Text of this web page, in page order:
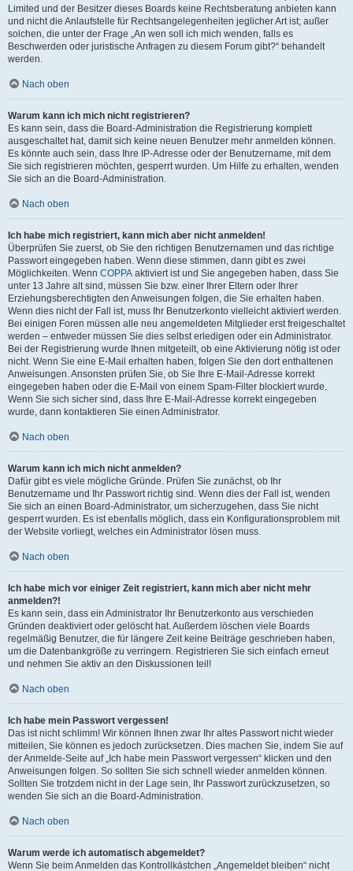
Limited und der Besitzer dieses Boards keine Rechtsberatung anbieten kann
und nicht die Anlaufstelle für Rechtsangelegenheiten jeglicher Art ist; außer
solchen, die unter der Frage „An wen soll ich mich wenden, falls es
Beschwerden oder juristische Anfragen zu diesem Forum gibt?“ behandelt
werden.
Nach oben
Warum kann ich mich nicht registrieren?
Es kann sein, dass die Board-Administration die Registrierung komplett
ausgeschaltet hat, damit sich keine neuen Benutzer mehr anmelden können.
Es könnte auch sein, dass Ihre IP-Adresse oder der Benutzername, mit dem
Sie sich registrieren möchten, gesperrt wurden. Um Hilfe zu erhalten, wenden
Sie sich an die Board-Administration.
Nach oben
Ich habe mich registriert, kann mich aber nicht anmelden!
Überprüfen Sie zuerst, ob Sie den richtigen Benutzernamen und das richtige
Passwort eingegeben haben. Wenn diese stimmen, dann gibt es zwei
Möglichkeiten. Wenn COPPA aktiviert ist und Sie angegeben haben, dass Sie
unter 13 Jahre alt sind, müssen Sie bzw. einer Ihrer Eltern oder Ihrer
Erziehungsberechtigten den Anweisungen folgen, die Sie erhalten haben.
Wenn dies nicht der Fall ist, muss Ihr Benutzerkonto vielleicht aktiviert werden.
Bei einigen Foren müssen alle neu angemeldeten Mitglieder erst freigeschaltet
werden – entweder müssen Sie dies selbst erledigen oder ein Administrator.
Bei der Registrierung wurde Ihnen mitgeteilt, ob eine Aktivierung nötig ist oder
nicht. Wenn Sie eine E-Mail erhalten haben, folgen Sie den dort enthaltenen
Anweisungen. Ansonsten prüfen Sie, ob Sie Ihre E-Mail-Adresse korrekt
eingegeben haben oder die E-Mail von einem Spam-Filter blockiert wurde.
Wenn Sie sich sicher sind, dass Ihre E-Mail-Adresse korrekt eingegeben
wurde, dann kontaktieren Sie einen Administrator.
Nach oben
Warum kann ich mich nicht anmelden?
Dafür gibt es viele mögliche Gründe. Prüfen Sie zunächst, ob Ihr
Benutzername und Ihr Passwort richtig sind. Wenn dies der Fall ist, wenden
Sie sich an einen Board-Administrator, um sicherzugehen, dass Sie nicht
gesperrt wurden. Es ist ebenfalls möglich, dass ein Konfigurationsproblem mit
der Website vorliegt, welches ein Administrator lösen muss.
Nach oben
Ich habe mich vor einiger Zeit registriert, kann mich aber nicht mehr
anmelden?!
Es kann sein, dass ein Administrator Ihr Benutzerkonto aus verschieden
Gründen deaktiviert oder gelöscht hat. Außerdem löschen viele Boards
regelmäßig Benutzer, die für längere Zeit keine Beiträge geschrieben haben,
um die Datenbankgröße zu verringern. Registrieren Sie sich einfach erneut
und nehmen Sie aktiv an den Diskussionen teil!
Nach oben
Ich habe mein Passwort vergessen!
Das ist nicht schlimm! Wir können Ihnen zwar Ihr altes Passwort nicht wieder
mitteilen, Sie können es jedoch zurücksetzen. Dies machen Sie, indem Sie auf
der Anmelde-Seite auf „Ich habe mein Passwort vergessen“ klicken und den
Anweisungen folgen. So sollten Sie sich schnell wieder anmelden können.
Sollten Sie trotzdem nicht in der Lage sein, Ihr Passwort zurückzusetzen, so
wenden Sie sich an die Board-Administration.
Nach oben
Warum werde ich automatisch abgemeldet?
Wenn Sie beim Anmelden das Kontrollkästchen „Angemeldet bleiben“ nicht